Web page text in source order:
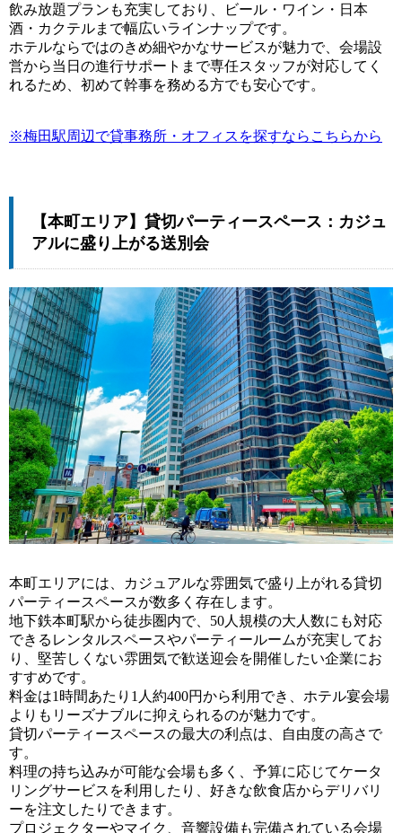
飲み放題プランも充実しており、ビール・ワイン・日本
酒・カクテルまで幅広いラインナップです。
ホテルならではのきめ細やかなサービスが魅力で、会場設
営から当日の進行サポートまで専任スタッフが対応してく
れるため、初めて幹事を務める方でも安心です。
※梅田駅周辺で貸事務所・オフィスを探すならこちらから
【本町エリア】貸切パーティースペース：カジュ
アルに盛り上がる送別会
本町エリアには、カジュアルな雰囲気で盛り上がれる貸切
パーティースペースが数多く存在します。
地下鉄本町駅から徒歩圏内で、50人規模の大人数にも対応
できるレンタルスペースやパーティールームが充実してお
り、堅苦しくない雰囲気で歓送迎会を開催したい企業にお
すすめです。
料金は1時間あたり1人約400円から利用でき、ホテル宴会場
よりもリーズナブルに抑えられるのが魅力です。
貸切パーティースペースの最大の利点は、自由度の高さで
す。
料理の持ち込みが可能な会場も多く、予算に応じてケータ
リングサービスを利用したり、好きな飲食店からデリバリ
ーを注文したりできます。
プロジェクターやマイク、音響設備も完備されている会場